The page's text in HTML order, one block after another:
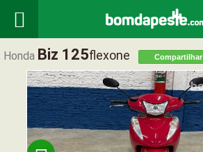

Honda Biz 125Flexone Compartilhar